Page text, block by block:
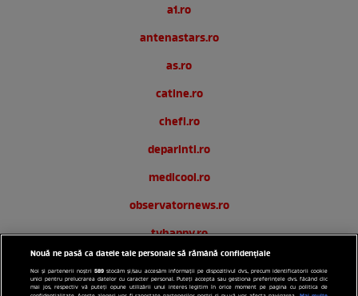
a1.ro
antenastars.ro
as.ro
catine.ro
chefi.ro
deparinti.ro
medicool.ro
observatornews.ro
tvhappy.ro
useit.ro
zutv.ro
Nouă ne pasă ca datele tale personale să rămână confidențiale
Noi și partenerii noștri589 stocăm și/sau accesăm informații pe dispozitivul dvs., precum identificatorii cookie
unici pentru prelucrarea datelor cu caracter personal. Puteți accepta sau gestiona preferințele dvs. făcând clic
mai jos, respectiv vă puteți opune utilizării unui interes legitim în orice moment pe pagina cu politica de